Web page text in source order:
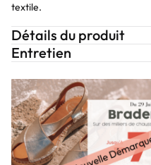
textile.
Détails du produit
Entretien